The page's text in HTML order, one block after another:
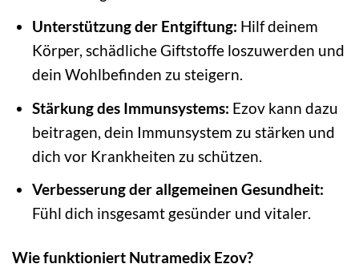
Unterstützung der Entgiftung: Hilf deinem
Körper, schädliche Giftstoffe loszuwerden und
dein Wohlbefinden zu steigern.
Stärkung des Immunsystems: Ezov kann dazu
beitragen, dein Immunsystem zu stärken und
dich vor Krankheiten zu schützen.
Verbesserung der allgemeinen Gesundheit:
Fühl dich insgesamt gesünder und vitaler.
Wie funktioniert Nutramedix Ezov?